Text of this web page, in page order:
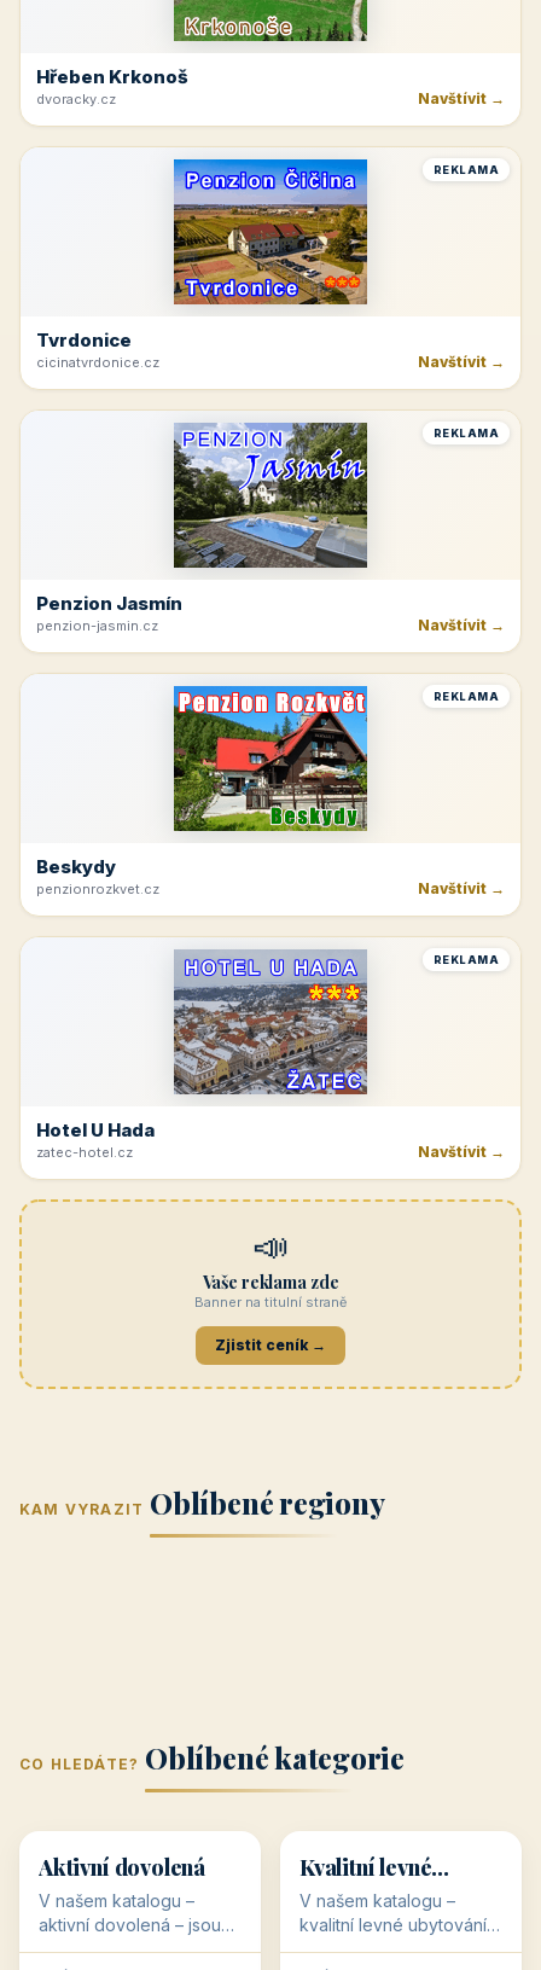
Hřeben Krkonoš
dvoracky.cz Navštívit →
REKLAMA
Tvrdonice
cicinatvrdonice.cz Navštívit →
REKLAMA
Penzion Jasmín
penzion-jasmin.cz Navštívit →
REKLAMA
Beskydy
penzionrozkvet.cz Navštívit →
REKLAMA
Hotel U Hada
zatec-hotel.cz Navštívit →
📣
Vaše reklama zde
Banner na titulní straně
Zjistit ceník →
KAM VYRAZIT Oblíbené regiony
(Jihomoravský
kraj)
kraj)
Zlínský kraj Žilinský
Karlovarský
Střední Čechy
(Středočeský
CO HLEDÁTE? Oblíbené kategorie
🥾 36 objektů
Aktivní dovolená
V našem katalogu –
aktivní dovolená – jsou
pro Vás připraveny
💰
💰
34 objektů
Kvalitní levné
ubytování
V našem katalogu –
kvalitní levné ubytování –
jsou pro Vás připraveny